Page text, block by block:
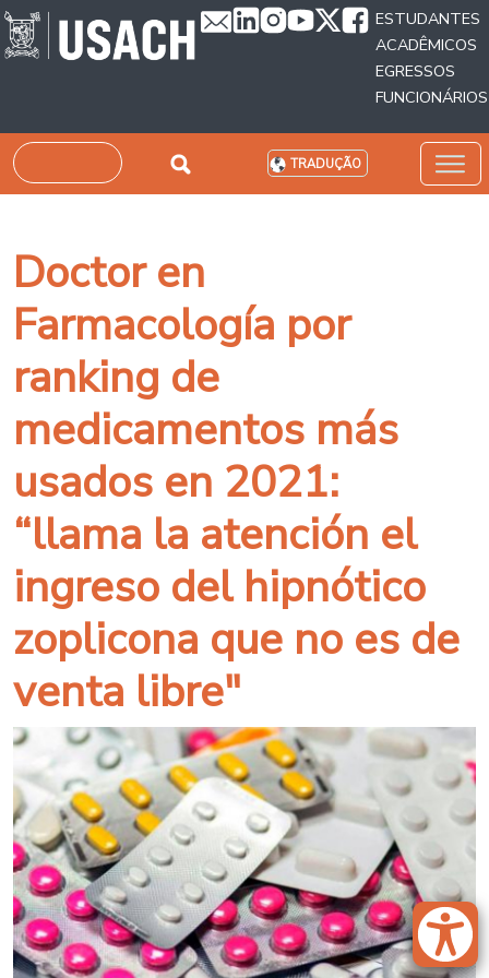
Passar para o conteúdo principal
ESTUDANTES
ACADÊMICOS
EGRESSOS
FUNCIONÁRIOS
Pesquisar TRADUÇÃO
Doctor en
Farmacología por
ranking de
medicamentos más
usados en 2021:
“llama la atención el
ingreso del hipnótico
zoplicona que no es de
venta libre"